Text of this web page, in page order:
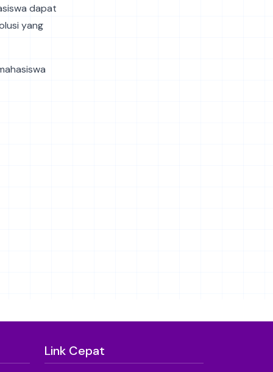
dapat
yang
Link Cepat